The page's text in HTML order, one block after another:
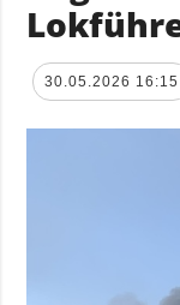
30.05.2026 16:15